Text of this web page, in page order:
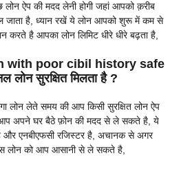
ऐप की मदद लेनी होगी जहां आपको क़रीब
जाता है, ध्यान रखें ये लोन आपको शुरू में कम से
है आपका लोन लिमिट धीरे धीरे बढ़ता है,
with poor cibil history safe
लोन सुरक्षित मिलता है ?
लोन लेते समय की आप किसी सुरक्षित लोन ऐप
अपने घर बैठे फ़ोन की मदद से ले सकते है, ये
और एनबीएफसी रजिस्टर है, अचानक से अगर
लोन को आप आसानी से ले सकते है,